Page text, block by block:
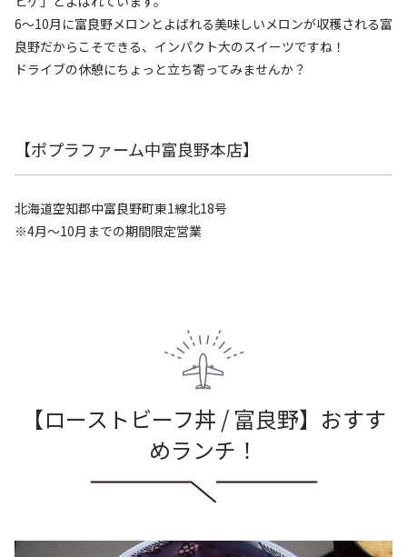
6～10月に富良野メロンとよばれる美味しいメロンが収穫される富
良野だからこそできる、インパクト大のスイーツですね！
ドライブの休憩にちょっと立ち寄ってみませんか？
【ポプラファーム中富良野本店】
北海道空知郡中富良野町東1線北18号
※4月～10月までの期間限定営業
【ローストビーフ丼 / 富良野】おすす
めランチ！